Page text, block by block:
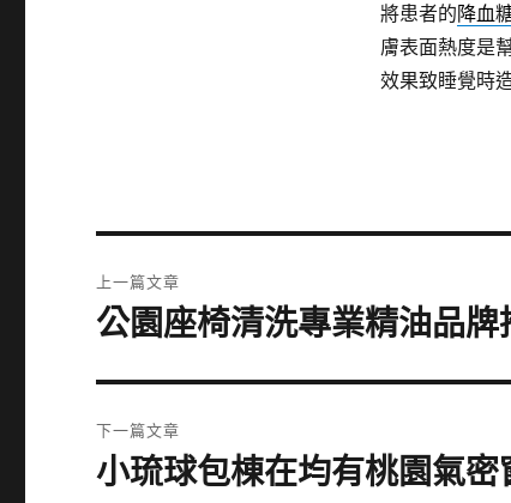
將患者的降血
膚表面熱度是
效果致睡覺時
章
上一篇文章
上
篇
文
章:
公園座椅清洗專業精油品
下一篇文章
下
小琉球包棟在均有桃園氣